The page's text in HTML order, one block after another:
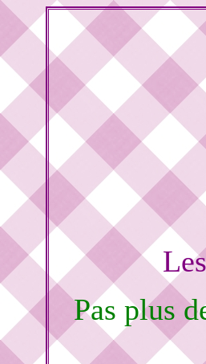
Pas plus